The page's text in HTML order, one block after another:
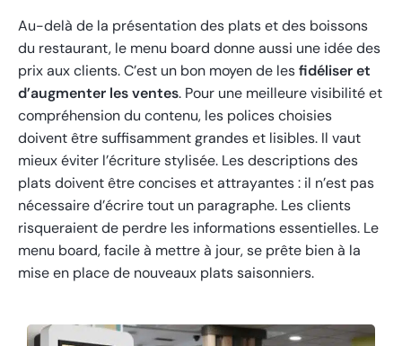
Au-delà de la présentation des plats et des boissons
du restaurant, le menu board donne aussi une idée des
prix aux clients. C’est un bon moyen de lesfidéliser et
d’augmenter les ventes. Pour une meilleure visibilité et
compréhension du contenu, les polices choisies
doivent être suffisamment grandes et lisibles. Il vaut
mieux éviter l’écriture stylisée. Les descriptions des
plats doivent être concises et attrayantes : il n’est pas
nécessaire d’écrire tout un paragraphe. Les clients
risqueraient de perdre les informations essentielles. Le
menu board, facile à mettre à jour, se prête bien à la
mise en place de nouveaux plats saisonniers.